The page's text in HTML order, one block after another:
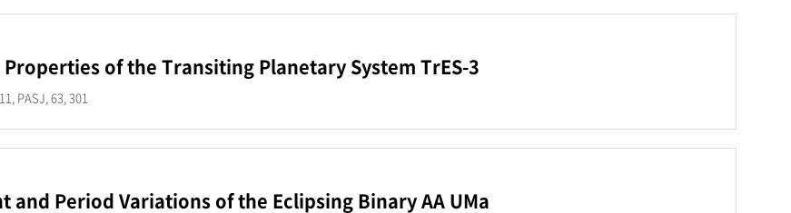
Properties of the Transiting Planetary System TrES-3
PASJ, 63, 301
and Period Variations of the Eclipsing Binary AA UMa